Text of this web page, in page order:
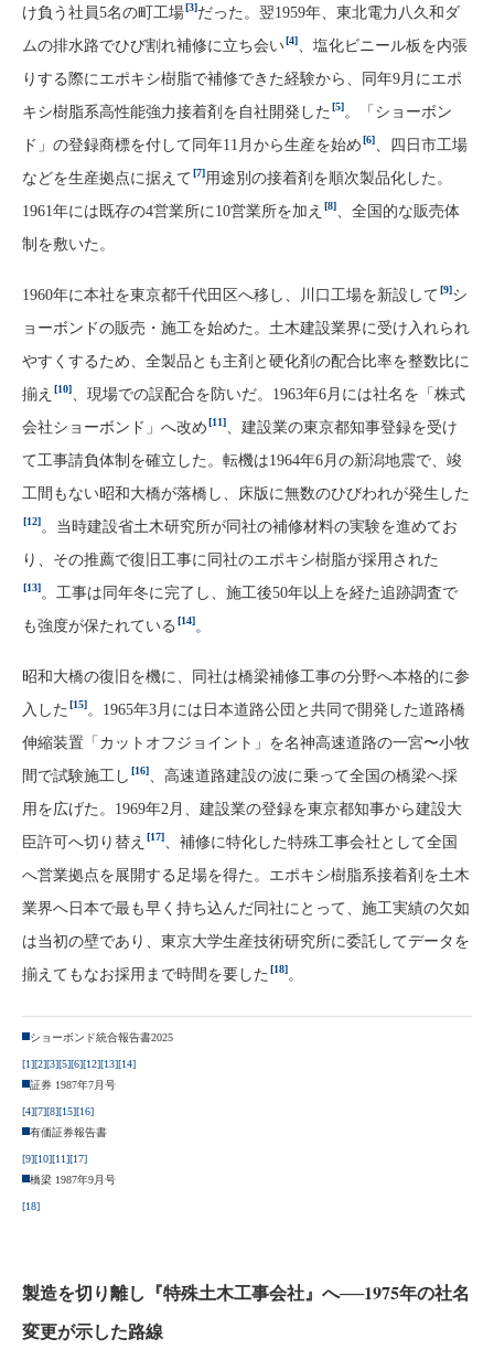
け負う社員5名の町工場[3]だった。翌1959年、東北電力八久和ダ
ムの排水路でひび割れ補修に立ち会い[4]
、塩化ビニール板を内張
りする際にエポキシ樹脂で補修できた経験から、同年9月にエポ
キシ樹脂系高性能強力接着剤を自社開発した [5]。「ショーボン
ド」の登録商標を付して同年11月から生産を始め[6]
、四日市工場
などを生産拠点に据えて[7]用途別の接着剤を順次製品化した。
1961年には既存の4営業所に10営業所を加え [8]
、全国的な販売体
制を敷いた。
1960年に本社を東京都千代田区へ移し、川口工場を新設して[9]シ
ョーボンドの販売・施工を始めた。土木建設業界に受け入れられ
やすくするため、全製品とも主剤と硬化剤の配合比率を整数比に
揃え [10]
、現場での誤配合を防いだ。1963年6月には社名を「株式
会社ショーボンド」へ改め[11]
、建設業の東京都知事登録を受け
て工事請負体制を確立した。転機は1964年6月の新潟地震で、竣
工間もない昭和大橋が落橋し、床版に無数のひびわれが発生した
[12]。当時建設省土木研究所が同社の補修材料の実験を進めてお
り、その推薦で復旧工事に同社のエポキシ樹脂が採用された
[13]。工事は同年冬に完了し、施工後50年以上を経た追跡調査で
も強度が保たれている [14]。
昭和大橋の復旧を機に、同社は橋梁補修工事の分野へ本格的に参
入した [15]。1965年3月には日本道路公団と共同で開発した道路橋
伸縮装置「カットオフジョイント」を名神高速道路の一宮〜小牧
間で試験施工し [16]
、高速道路建設の波に乗って全国の橋梁へ採
用を広げた。1969年2月、建設業の登録を東京都知事から建設大
臣許可へ切り替え [17]
、補修に特化した特殊工事会社として全国
へ営業拠点を展開する足場を得た。エポキシ樹脂系接着剤を土木
業界へ日本で最も早く持ち込んだ同社にとって、施工実績の欠如
は当初の壁であり、東京大学生産技術研究所に委託してデータを
揃えてもなお採用まで時間を要した [18]。
ショーボンド統合報告書2025
[1][2][3][5][6][12][13][14]
証券 1987年7月号
[4][7][8][15][16]
有価証券報告書
[9][10][11][17]
橋梁 1987年9月号
[18]
製造を切り離し『特殊土木工事会社』へ──1975年の社名
変更が示した路線